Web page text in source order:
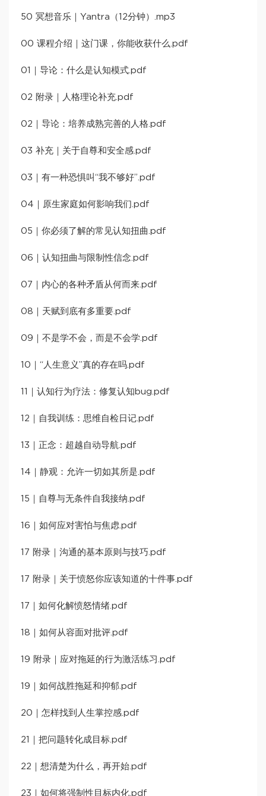
50 冥想音乐｜Yantra（12分钟）.mp3
00 课程介绍｜这门课，你能收获什么.pdf
01｜导论：什么是认知模式.pdf
02 附录｜人格理论补充.pdf
02｜导论：培养成熟完善的人格.pdf
03 补充｜关于自尊和安全感.pdf
03｜有一种恐惧叫“我不够好”.pdf
04｜原生家庭如何影响我们.pdf
05｜你必须了解的常见认知扭曲.pdf
06｜认知扭曲与限制性信念.pdf
07｜内心的各种矛盾从何而来.pdf
08｜天赋到底有多重要.pdf
09｜不是学不会，而是不会学.pdf
10｜“人生意义”真的存在吗.pdf
11｜认知行为疗法：修复认知bug.pdf
12｜自我训练：思维自检日记.pdf
13｜正念：超越自动导航.pdf
14｜静观：允许一切如其所是.pdf
15｜自尊与无条件自我接纳.pdf
16｜如何应对害怕与焦虑.pdf
17 附录｜沟通的基本原则与技巧.pdf
17 附录｜关于愤怒你应该知道的十件事.pdf
17｜如何化解愤怒情绪.pdf
18｜如何从容面对批评.pdf
19 附录｜应对拖延的行为激活练习.pdf
19｜如何战胜拖延和抑郁.pdf
20｜怎样找到人生掌控感.pdf
21｜把问题转化成目标.pdf
22｜想清楚为什么，再开始.pdf
23｜如何将强制性目标内化.pdf